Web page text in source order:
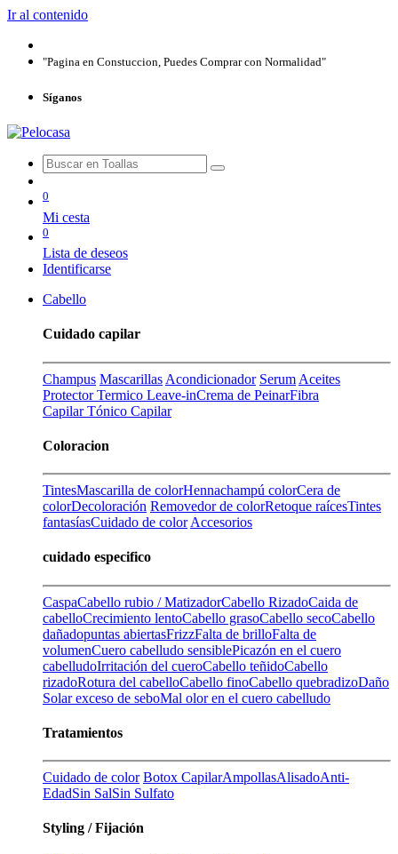
Ir al contenido
"Pagina en Constuccion, Puedes Comprar con Normalidad"
Síganos
0
Mi cesta
0
Lista de deseos
Identificarse
Cabello
Cuidado capilar
Champus Mascarillas Acondicionador Serum Aceites
Protector Termico Leave-inCrema de PeinarFibra
CapilarTónico Capilar
Coloracion
TintesMascarilla de colorHennachampú colorCera de
colorDecoloración Removedor de colorRetoque raícesTintes
fantasíasCuidado de color Accesorios
cuidado especifico
CaspaCabello rubio / MatizadorCabello RizadoCaida de
cabelloCrecimiento lentoCabello grasoCabello secoCabello
dañadopuntas abiertasFrizzFalta de brilloFalta de
volumenCuero cabelludo sensiblePicazón en el cuero
cabelludoIrritación del cueroCabello teñidoCabello
rizadoRotura del cabelloCabello finoCabello quebradizoDaño
Solarexceso de seboMal olor en el cuero cabelludo
Tratamientos
Cuidado de color Botox CapilarAmpollasAlisadoAnti-
EdadSin SalSin Sulfato
Styling / Fijación